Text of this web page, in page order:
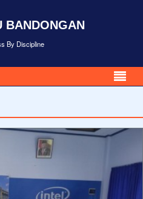
BANDONGAN
By Discipline